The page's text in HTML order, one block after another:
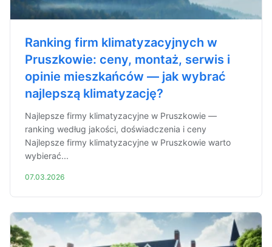
Ranking firm klimatyzacyjnych w
Pruszkowie: ceny, montaż, serwis i
opinie mieszkańców — jak wybrać
najlepszą klimatyzację?
Najlepsze firmy klimatyzacyjne w Pruszkowie —
ranking według jakości, doświadczenia i ceny
Najlepsze firmy klimatyzacyjne w Pruszkowie warto
wybierać...
07.03.2026